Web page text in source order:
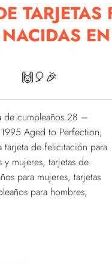
🙌🎈🎉